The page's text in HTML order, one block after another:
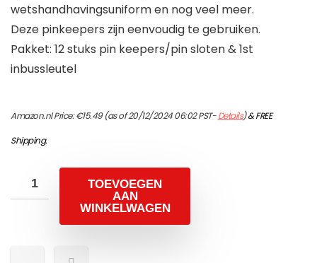
wetshandhavingsuniform en nog veel meer.
Deze pinkeepers zijn eenvoudig te gebruiken.
Pakket: 12 stuks pin keepers/pin sloten & 1st
inbussleutel
Amazon.nl Price:€15.49(as of 20/12/2024 06:02 PST-Details)&FREE
Shipping.
TOEVOEGEN
AAN
WINKELWAGEN